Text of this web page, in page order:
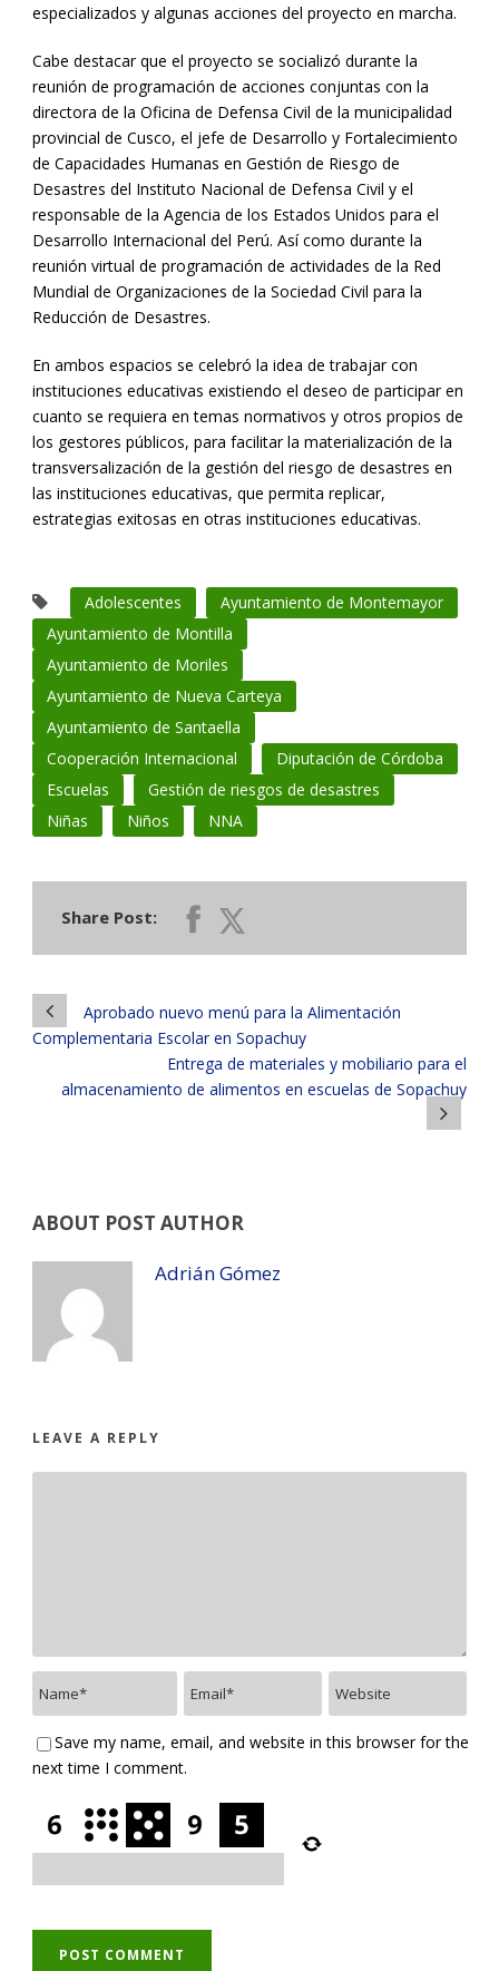
especializados y algunas acciones del proyecto en marcha.
Cabe destacar que el proyecto se socializó durante la
reunión de programación de acciones conjuntas con la
directora de la Oficina de Defensa Civil de la municipalidad
provincial de Cusco, el jefe de Desarrollo y Fortalecimiento
de Capacidades Humanas en Gestión de Riesgo de
Desastres del Instituto Nacional de Defensa Civil y el
responsable de la Agencia de los Estados Unidos para el
Desarrollo Internacional del Perú. Así como durante la
reunión virtual de programación de actividades de la Red
Mundial de Organizaciones de la Sociedad Civil para la
Reducción de Desastres.
En ambos espacios se celebró la idea de trabajar con
instituciones educativas existiendo el deseo de participar en
cuanto se requiera en temas normativos y otros propios de
los gestores públicos, para facilitar la materialización de la
transversalización de la gestión del riesgo de desastres en
las instituciones educativas, que permita replicar,
estrategias exitosas en otras instituciones educativas.
Adolescentes
Ayuntamiento de Montemayor
Ayuntamiento de Montilla
Ayuntamiento de Moriles
Ayuntamiento de Nueva Carteya
Ayuntamiento de Santaella
Cooperación Internacional
Diputación de Córdoba
Escuelas
Gestión de riesgos de desastres
Niñas
Niños NNA
Share Post:
Aprobado nuevo menú para la Alimentación
Complementaria Escolar en Sopachuy
Entrega de materiales y mobiliario para el
almacenamiento de alimentos en escuelas de Sopachuy
ABOUT POST AUTHOR
Adrián Gómez
LEAVE A REPLY
Save my name, email, and website in this browser for the
next time I comment.